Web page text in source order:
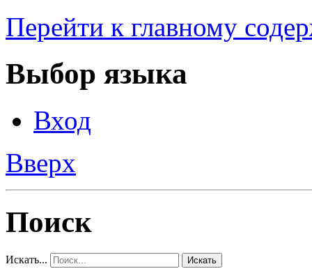
Перейти к главному
Выбор языка
Вход
Вверх
Поиск
Искать... Искать